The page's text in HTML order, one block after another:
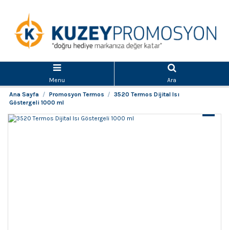
Menu
Ara
Ana Sayfa
Promosyon Termos
3520 Termos Dijital Isı
Göstergeli 1000 ml